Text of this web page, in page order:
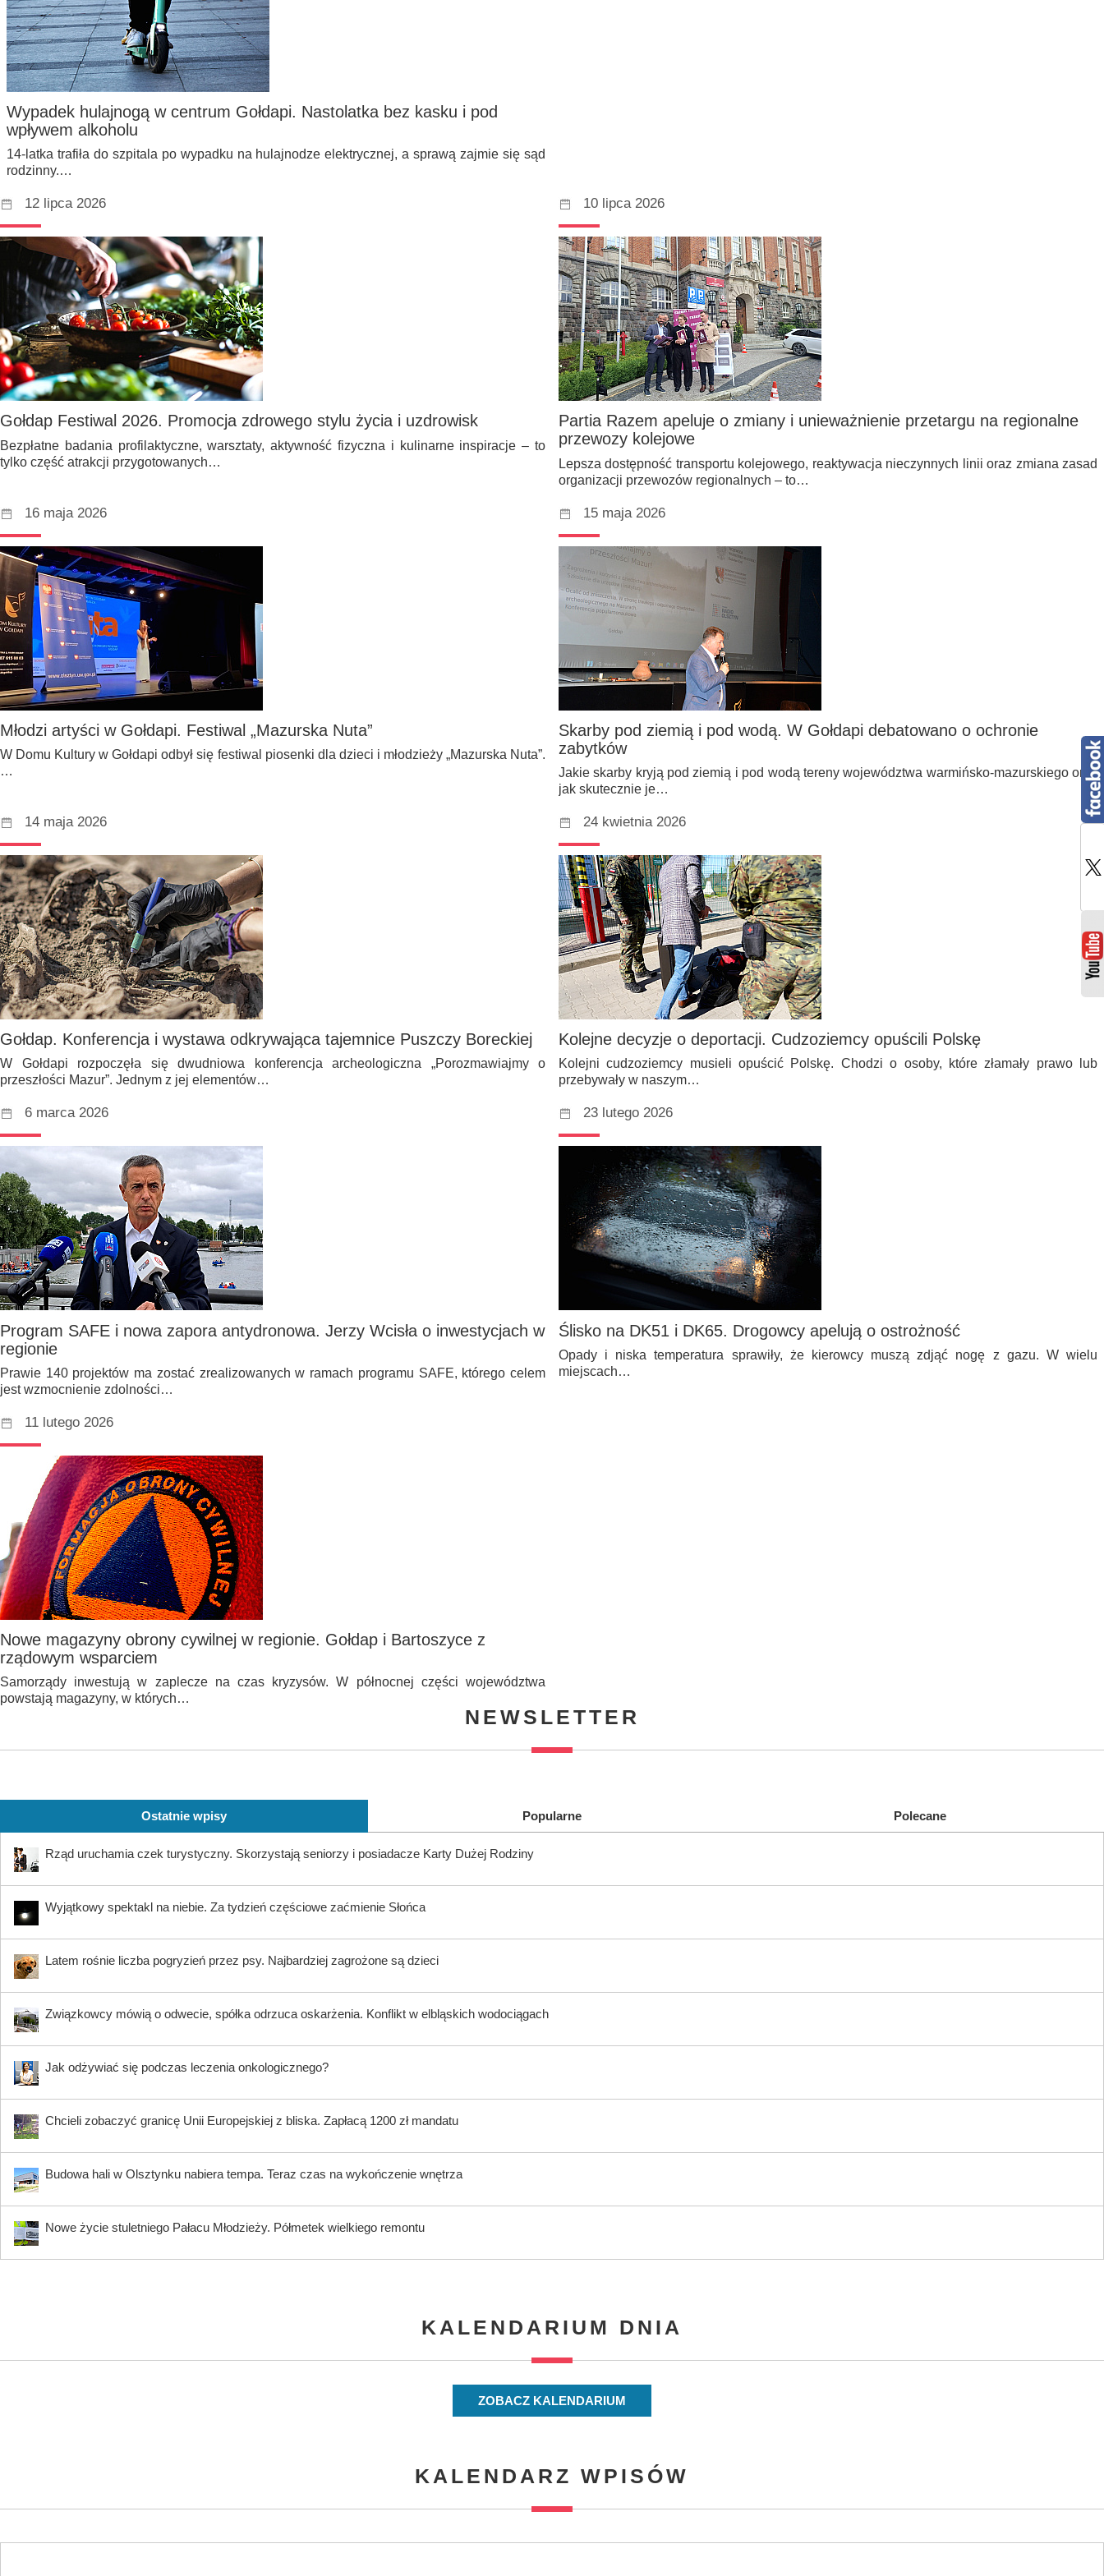
Wypadek hulajnogą w centrum Gołdapi. Nastolatka bez kasku i pod
wpływem alkoholu
14-latka trafiła do szpitala po wypadku na hulajnodze elektrycznej, a sprawą zajmie się sąd
rodzinny.…
12 lipca 2026
Gołdap Festiwal 2026. Promocja zdrowego stylu życia i uzdrowisk
Bezpłatne badania profilaktyczne, warsztaty, aktywność fizyczna i kulinarne inspiracje – to
tylko część atrakcji przygotowanych…
10 lipca 2026
Partia Razem apeluje o zmiany i unieważnienie przetargu na regionalne
przewozy kolejowe
Lepsza dostępność transportu kolejowego, reaktywacja nieczynnych linii oraz zmiana zasad
organizacji przewozów regionalnych – to…
16 maja 2026
Młodzi artyści w Gołdapi. Festiwal „Mazurska Nuta”
W Domu Kultury w Gołdapi odbył się festiwal piosenki dla dzieci i młodzieży „Mazurska Nuta”.
…
15 maja 2026
Skarby pod ziemią i pod wodą. W Gołdapi debatowano o ochronie
zabytków
Jakie skarby kryją pod ziemią i pod wodą tereny województwa warmińsko-mazurskiego oraz
jak skutecznie je…
14 maja 2026
Gołdap. Konferencja i wystawa odkrywająca tajemnice Puszczy Boreckiej
W Gołdapi rozpoczęła się dwudniowa konferencja archeologiczna „Porozmawiajmy o
przeszłości Mazur”. Jednym z jej elementów…
24 kwietnia 2026
Kolejne decyzje o deportacji. Cudzoziemcy opuścili Polskę
Kolejni cudzoziemcy musieli opuścić Polskę. Chodzi o osoby, które złamały prawo lub
przebywały w naszym…
6 marca 2026
Program SAFE i nowa zapora antydronowa. Jerzy Wcisła o inwestycjach w
regionie
Prawie 140 projektów ma zostać zrealizowanych w ramach programu SAFE, którego celem
jest wzmocnienie zdolności…
23 lutego 2026
Ślisko na DK51 i DK65. Drogowcy apelują o ostrożność
Opady i niska temperatura sprawiły, że kierowcy muszą zdjąć nogę z gazu. W wielu
miejscach…
11 lutego 2026
Nowe magazyny obrony cywilnej w regionie. Gołdap i Bartoszyce z
rządowym wsparciem
Samorządy inwestują w zaplecze na czas kryzysów. W północnej części województwa
powstają magazyny, w których…
NEWSLETTER
Ostatnie wpisy Popularne Polecane
Rząd uruchamia czek turystyczny. Skorzystają seniorzy i posiadacze Karty Dużej Rodziny
Wyjątkowy spektakl na niebie. Za tydzień częściowe zaćmienie Słońca
Latem rośnie liczba pogryzień przez psy. Najbardziej zagrożone są dzieci
Związkowcy mówią o odwecie, spółka odrzuca oskarżenia. Konflikt w elbląskich wodociągach
Jak odżywiać się podczas leczenia onkologicznego?
Chcieli zobaczyć granicę Unii Europejskiej z bliska. Zapłacą 1200 zł mandatu
Budowa hali w Olsztynku nabiera tempa. Teraz czas na wykończenie wnętrza
Nowe życie stuletniego Pałacu Młodzieży. Półmetek wielkiego remontu
KALENDARIUM DNIA
ZOBACZ KALENDARIUM
KALENDARZ WPISÓW